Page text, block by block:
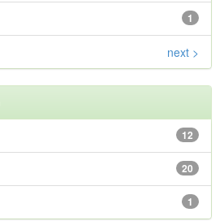
1
next >
12
20
1